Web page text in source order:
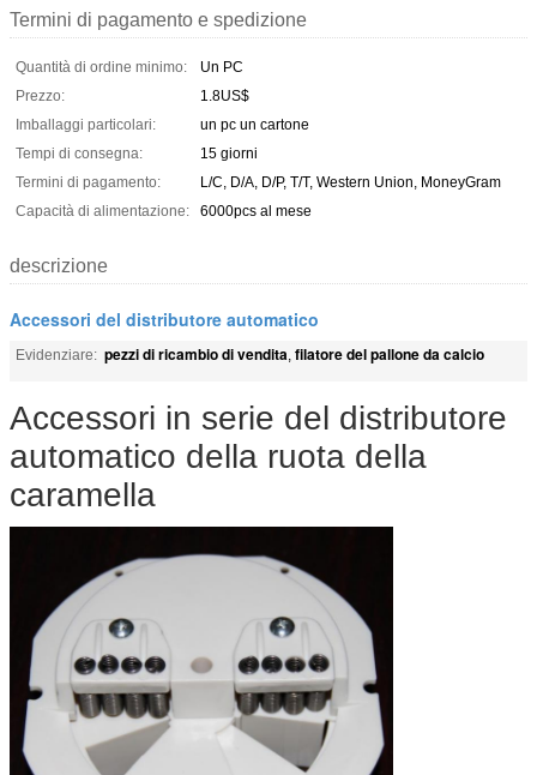
Termini di pagamento e spedizione
Quantità di ordine minimo:
Un PC
Prezzo:
1.8US$
Imballaggi particolari:
un pc un cartone
Tempi di consegna:
15 giorni
Termini di pagamento:
L/C, D/A, D/P, T/T, Western Union, MoneyGram
Capacità di alimentazione:
6000pcs al mese
descrizione
Accessori del distributore automatico
Evidenziare: pezzi di ricambio di vendita, filatore del pallone da calcio
Accessori in serie del distributore
automatico della ruota della
caramella